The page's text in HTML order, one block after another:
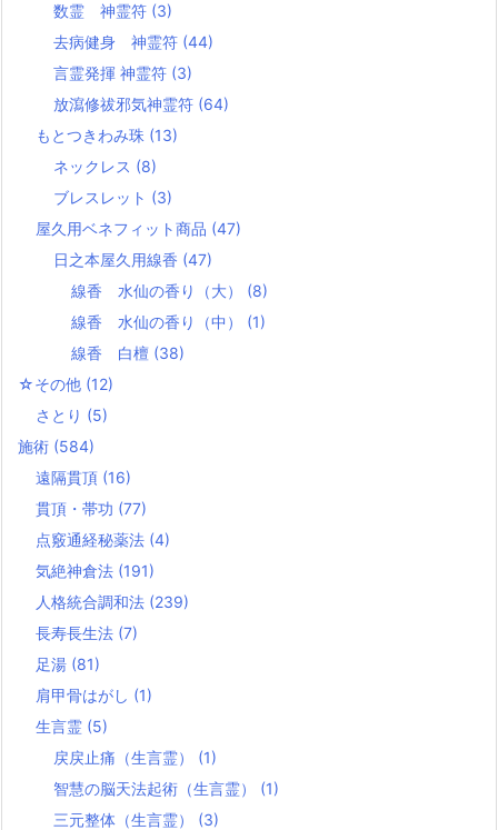
数霊 神霊符 (3)
去病健身 神霊符 (44)
言霊発揮 神霊符 (3)
放瀉修祓邪気神霊符 (64)
もとつきわみ珠 (13)
ネックレス (8)
ブレスレット (3)
屋久用ベネフィット商品 (47)
日之本屋久用線香 (47)
線香 水仙の香り（大） (8)
線香 水仙の香り（中） (1)
線香 白檀 (38)
☆その他 (12)
さとり (5)
施術 (584)
遠隔貫頂 (16)
貫頂・帯功 (77)
点竅通経秘薬法 (4)
気絶神倉法 (191)
人格統合調和法 (239)
長寿長生法 (7)
足湯 (81)
肩甲骨はがし (1)
生言霊 (5)
戻戻止痛（生言霊） (1)
智慧の脳天法起術（生言霊） (1)
三元整体（生言霊） (3)